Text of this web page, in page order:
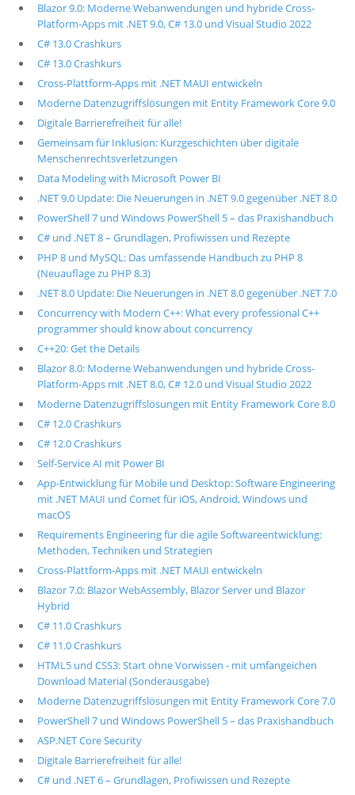
Blazor 9.0: Moderne Webanwendungen und hybride Cross-
Platform-Apps mit .NET 9.0, C# 13.0 und Visual Studio 2022
C# 13.0 Crashkurs
C# 13.0 Crashkurs
Cross-Plattform-Apps mit .NET MAUI entwickeln
Moderne Datenzugriffslösungen mit Entity Framework Core 9.0
Digitale Barrierefreiheit für alle!
Gemeinsam für Inklusion: Kurzgeschichten über digitale
Menschenrechtsverletzungen
Data Modeling with Microsoft Power BI
.NET 9.0 Update: Die Neuerungen in .NET 9.0 gegenüber .NET 8.0
PowerShell 7 und Windows PowerShell 5 – das Praxishandbuch
C# und .NET 8 – Grundlagen, Profiwissen und Rezepte
PHP 8 und MySQL: Das umfassende Handbuch zu PHP 8
(Neuauflage zu PHP 8.3)
.NET 8.0 Update: Die Neuerungen in .NET 8.0 gegenüber .NET 7.0
Concurrency with Modern C++: What every professional C++
programmer should know about concurrency
C++20: Get the Details
Blazor 8.0: Moderne Webanwendungen und hybride Cross-
Platform-Apps mit .NET 8.0, C# 12.0 und Visual Studio 2022
Moderne Datenzugriffslösungen mit Entity Framework Core 8.0
C# 12.0 Crashkurs
C# 12.0 Crashkurs
Self-Service AI mit Power BI
App-Entwicklung für Mobile und Desktop: Software Engineering
mit .NET MAUI und Comet für iOS, Android, Windows und
macOS
Requirements Engineering für die agile Softwareentwicklung:
Methoden, Techniken und Strategien
Cross-Plattform-Apps mit .NET MAUI entwickeln
Blazor 7.0: Blazor WebAssembly, Blazor Server und Blazor
Hybrid
C# 11.0 Crashkurs
C# 11.0 Crashkurs
HTML5 und CSS3: Start ohne Vorwissen - mit umfangeichen
Download Material (Sonderausgabe)
Moderne Datenzugriffslösungen mit Entity Framework Core 7.0
PowerShell 7 und Windows PowerShell 5 – das Praxishandbuch
ASP.NET Core Security
Digitale Barrierefreiheit für alle!
C# und .NET 6 – Grundlagen, Profiwissen und Rezepte